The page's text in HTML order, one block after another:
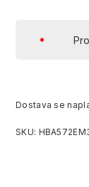
Dostava se
SKU: